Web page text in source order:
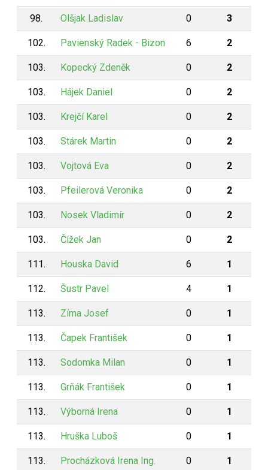
98. Olšjak Ladislav 0 3
102. Pavienský Radek - Bizon 6 2
103. Kopecký Zdeněk 0 2
103. Hájek Daniel 0 2
103. Krejčí Karel 0 2
103. Stárek Martin 0 2
103. Vojtová Eva 0 2
103. Pfeilerová Veronika 0 2
103. Nosek Vladimír 0 2
103. Čížek Jan 0 2
111. Houska David 6 1
112. Šustr Pavel 4 1
113. Zíma Josef 0 1
113. Čapek František 0 1
113. Sodomka Milan 0 1
113. Grňák František 0 1
113. Výborná Irena 0 1
113. Hruška Luboš 0 1
113. Procházková Irena Ing. 0 1